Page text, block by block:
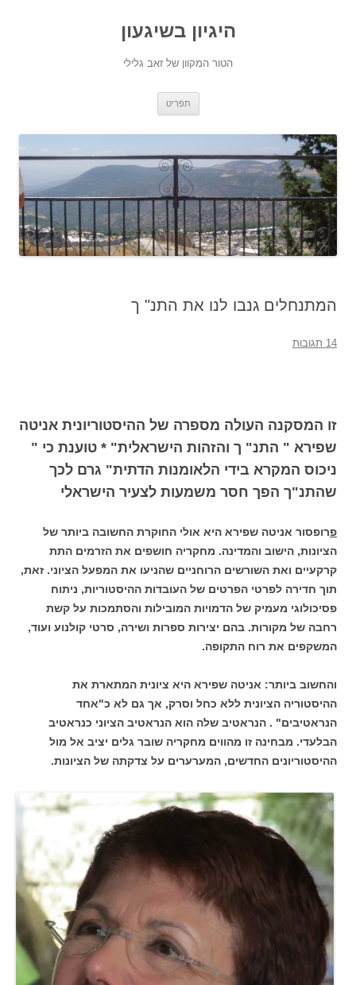
היגיון בשיגעון
הטור המקוון של זאב גלילי
תפריט
המתנחלים גנבו לנו את התנ" ך
14 תגובות
זו המסקנה העולה מספרה של ההיסטוריונית אניטה
שפירא " התנ" ך והזהות הישראלית" * טוענת כי "
ניכוס המקרא בידי הלאומנות הדתית" גרם לכך
שהתנ"ך הפך חסר משמעות לצעיר הישראלי
פרופסור אניטה שפירא היא אולי החוקרת החשובה ביותר של
הציונות, הישוב והמדינה. מחקריה חושפים את הזרמים התת
קרקעיים ואת השורשים הרוחניים שהניעו את המפעל הציוני. זאת,
תוך חדירה לפרטי הפרטים של העובדות ההיסטוריות, ניתוח
פסיכולוגי מעמיק של הדמויות המובילות והסתמכות על קשת
רחבה של מקורות. בהם יצירות ספרות ושירה, סרטי קולנוע ועוד,
המשקפים את רוח התקופה.
והחשוב ביותר: אניטה שפירא היא ציונית המתארת את
ההיסטוריה הציונית ללא כחל וסרק, אך גם לא כ"אחד
הנראטיבים" . הנראטיב שלה הוא הנראטיב הציוני כנראטיב
הבלעדי. מבחינה זו מהווים מחקריה שובר גלים יציב אל מול
ההיסטוריונים החדשים, המערערים על צדקתה של הציונות.